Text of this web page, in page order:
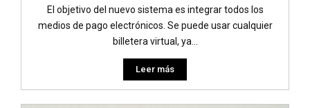
El objetivo del nuevo sistema es integrar todos los
medios de pago electrónicos. Se puede usar cualquier
billetera virtual, ya...
Leer más